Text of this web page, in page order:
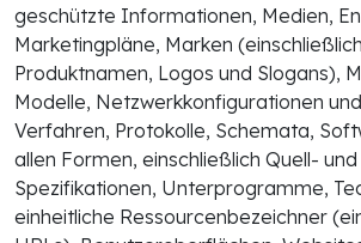
geschützte Informationen, Medien,
Marketingpläne, Marken
Produktnamen, Logos und Slogans),
Modelle, Netzwerkkonfigurationen
Verfahren, Protokolle, Schemata,
allen Formen, einschließlich Quell-
Spezifikationen, Unterprogramme,
einheitliche Ressourcenbezeichner